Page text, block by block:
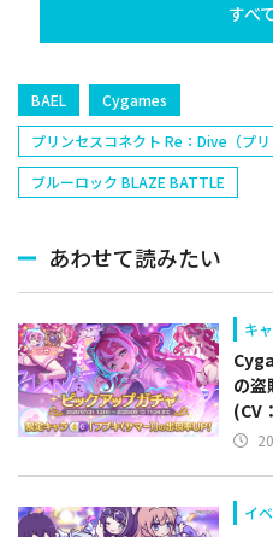
すべ
BAEL
Cygames
プリンセスコネクト Re：Dive（プリ
ブルーロック BLAZE BATTLE
あわせて読みたい
キ
の盗
(CV
イ